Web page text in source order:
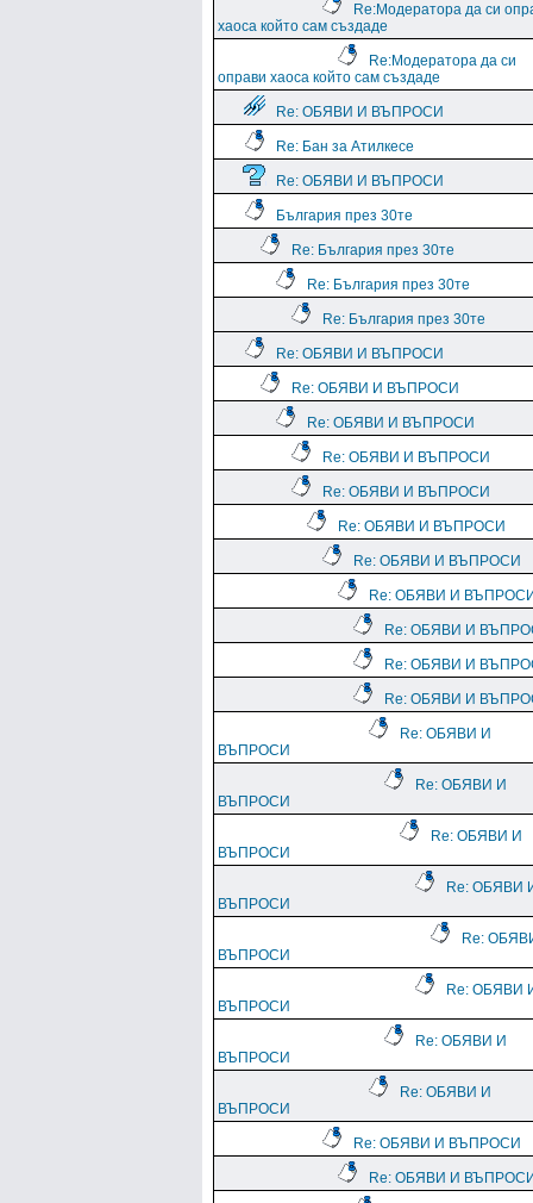
Re:Модератора да си
хаоса който сам създаде
Re:Модератора да си
оправи хаоса който сам създаде
Re: ОБЯВИ И ВЪПРОСИ
Re: Бан за Атилкесе
Re: ОБЯВИ И ВЪПРОСИ
България през 30те
Re: България през 30те
Re: България през 30те
Re: България през 30те
Re: ОБЯВИ И ВЪПРОСИ
Re: ОБЯВИ И ВЪПРОСИ
Re: ОБЯВИ И ВЪПРОСИ
Re: ОБЯВИ И ВЪПРОСИ
Re: ОБЯВИ И ВЪПРОСИ
Re: ОБЯВИ И ВЪПРОСИ
Re: ОБЯВИ И ВЪПРОСИ
Re: ОБЯВИ И
Re: ОБЯВИ И
Re: ОБЯВИ И
Re: ОБЯВИ И
Re: ОБЯВИ И
ВЪПРОСИ
Re: ОБЯВИ И
ВЪПРОСИ
Re: ОБЯВИ И
ВЪПРОСИ
Re: ОБЯВИ
ВЪПРОСИ
Re:
ВЪПРОСИ
Re: ОБЯВИ
ВЪПРОСИ
Re: ОБЯВИ И
ВЪПРОСИ
Re: ОБЯВИ И
ВЪПРОСИ
Re: ОБЯВИ И ВЪПРОСИ
Re: ОБЯВИ И